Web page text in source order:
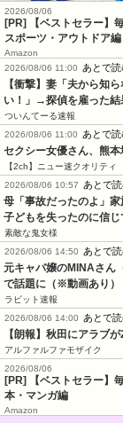
2026/08/06
[PR] 【ベストセラー】
スポーツ・アウトドア編
Amazon
2026/08/06 11:00
あとで読
【衝撃】妻「夫から知
い！」→探偵を雇った結
ついんてーる速報
2026/08/06 11:00
あとで読
セクシー女優さん、熊
【2ch】ニュー速クオリティ
2026/08/06 10:57
あとで
母「事故だったのよ」
子どもを失ったのに信
素敵な鬼女様
2026/08/06 14:50
あとで
元キャバ嬢のMINAさん
で話題に（※動画あり）
ラビット速報
2026/08/06 14:00
あとで
【朗報】秋田にアラブ
アルファルファモザイク
2026/08/06
[PR] 【ベストセラー】
本・マンガ編
Amazon